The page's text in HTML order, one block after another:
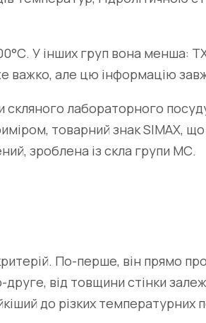
У інших груп вона менша:
важко, але цю інформацію
скляного лабораторного
товарний знак SIMAX,
зроблена із скла групи МС.
По-перше, він прямо
від товщини стінки
до різких температурних